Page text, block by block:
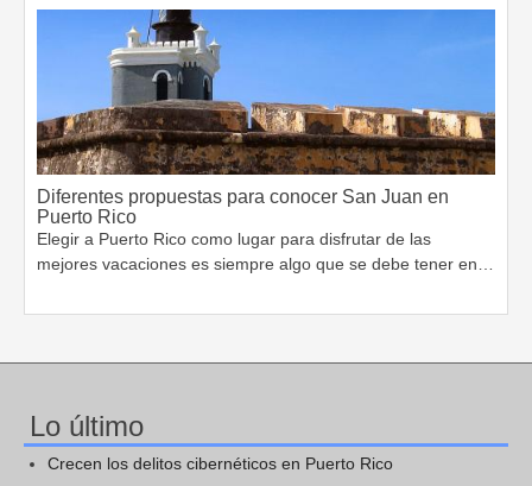
Diferentes propuestas para conocer San Juan en
Puerto Rico
Elegir a Puerto Rico como lugar para disfrutar de las
mejores vacaciones es siempre algo que se debe tener en…
Lo último
Crecen los delitos cibernéticos en Puerto Rico